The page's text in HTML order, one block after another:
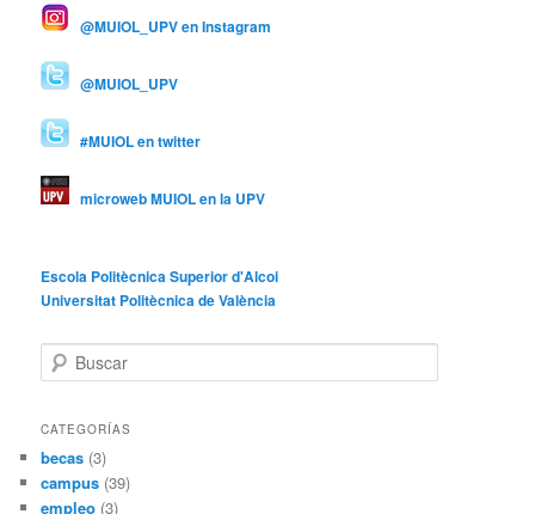
@MUIOL_UPV en Instagram
@MUIOL_UPV
#MUIOL en twitter
microweb MUIOL en la UPV
Escola Politècnica Superior d'Alcoi
Universitat Politècnica de València
u
c
r
CATEGORÍAS
becas (3)
campus (39)
empleo (3)